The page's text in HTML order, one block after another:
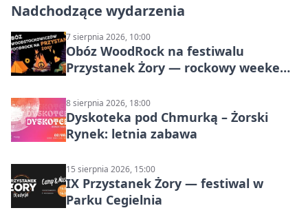
Nadchodzące wydarzenia
7 sierpnia 2026, 10:00
Obóz WoodRock na festiwalu
Przystanek Żory — rockowy weekend
8 sierpnia 2026, 18:00
Dyskoteka pod Chmurką – Żorski
Rynek: letnia zabawa
15 sierpnia 2026, 15:00
IX Przystanek Żory — festiwal w
Parku Cegielnia